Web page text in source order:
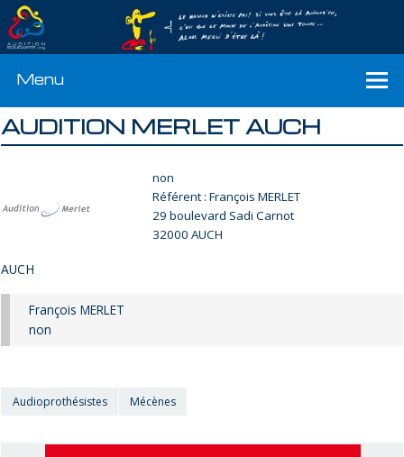
Menu
AUDITION MERLET AUCH
non
Référent : François MERLET
29 boulevard Sadi Carnot
32000 AUCH
AUCH
François MERLET
non
Audioprothésistes Mécènes